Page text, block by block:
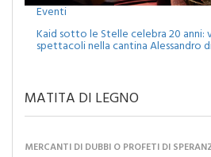
Eventi
Kaid sotto le Stelle celebra 20 anni:
spettacoli nella cantina Alessandro
MATITA DI LEGNO
MERCANTI DI DUBBI O PROFETI DI